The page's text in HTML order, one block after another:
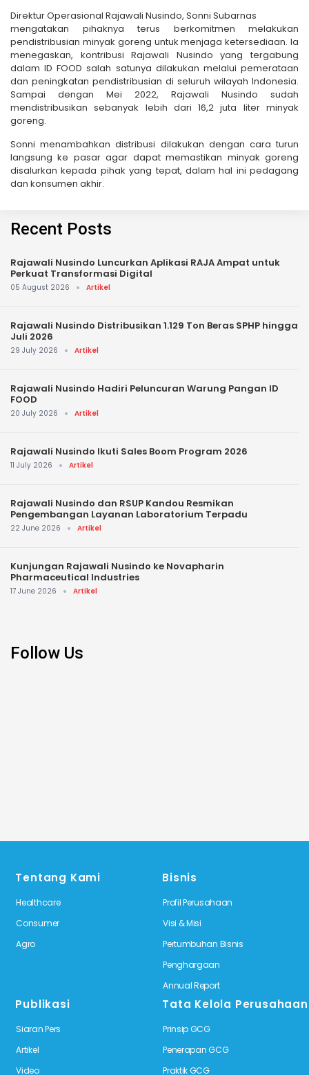
Direktur Operasional Rajawali Nusindo, Sonni Subarnas
mengatakan pihaknya terus berkomitmen melakukan
pendistribusian minyak goreng untuk menjaga ketersediaan. Ia
menegaskan, kontribusi Rajawali Nusindo yang tergabung
dalam ID FOOD salah satunya dilakukan melalui pemerataan
dan peningkatan pendistribusian di seluruh wilayah Indonesia.
Sampai dengan Mei 2022, Rajawali Nusindo sudah
mendistribusikan sebanyak lebih dari 16,2 juta liter minyak
goreng.
Sonni menambahkan distribusi dilakukan dengan cara turun
langsung ke pasar agar dapat memastikan minyak goreng
disalurkan kepada pihak yang tepat, dalam hal ini pedagang
dan konsumen akhir.
Recent Posts
Rajawali Nusindo Luncurkan Aplikasi RAJA Ampat untuk
Perkuat Transformasi Digital
05 August 2026 Artikel
Rajawali Nusindo Distribusikan 1.129 Ton Beras SPHP hingga
Juli 2026
29 July 2026 Artikel
Rajawali Nusindo Hadiri Peluncuran Warung Pangan ID
FOOD
20 July 2026 Artikel
Rajawali Nusindo Ikuti Sales Boom Program 2026
11 July 2026 Artikel
Rajawali Nusindo dan RSUP Kandou Resmikan
Pengembangan Layanan Laboratorium Terpadu
22 June 2026 Artikel
Kunjungan Rajawali Nusindo ke Novapharin
Pharmaceutical Industries
17 June 2026 Artikel
Follow Us
Tentang Kami
Healthcare
Consumer
Agro
Bisnis
Profil Perusahaan
Visi & Misi
Pertumbuhan Bisnis
Penghargaan
Annual Report
Publikasi
Siaran Pers
Artikel
Video
Tata Kelola Perusahaan
Prinsip GCG
Penerapan GCG
Praktik GCG